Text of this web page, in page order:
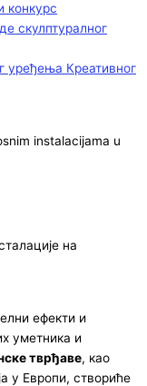
конкурс
скулптуралног
уређења Креативног
на
ефекти и
уметника и
тврђаве, као
у Европи, створиће